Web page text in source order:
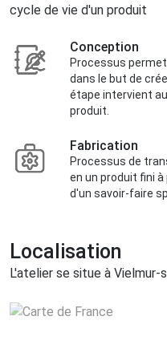
cycle de vie d'un produit
Conception
Processus
dans le but de
étape intervient
produit.
Fabrication
Processus de
en un produit fini
d'un savoir-faire
Localisation
L'atelier se situe à